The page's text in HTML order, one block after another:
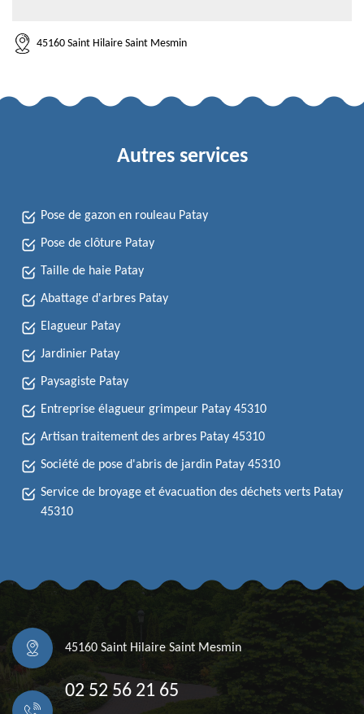
45160 Saint Hilaire Saint Mesmin
Autres services
Pose de gazon en rouleau Patay
Pose de clôture Patay
Taille de haie Patay
Abattage d'arbres Patay
Elagueur Patay
Jardinier Patay
Paysagiste Patay
Entreprise élagueur grimpeur Patay 45310
Artisan traitement des arbres Patay 45310
Société de pose d'abris de jardin Patay 45310
Service de broyage et évacuation des déchets verts Patay
45310
45160 Saint Hilaire Saint Mesmin
02 52 56 21 65